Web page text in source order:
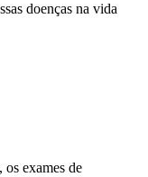
doenças na vida
exames de